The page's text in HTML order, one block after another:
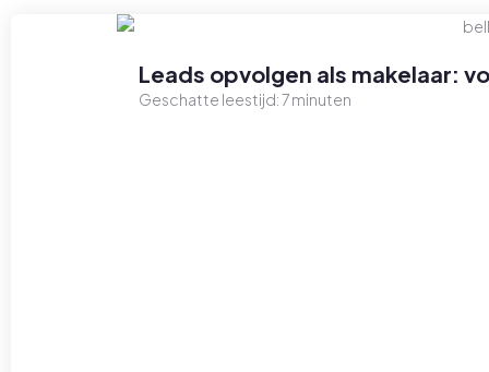
Leads opvolgen als makelaar:
Geschatte leestijd:7minuten